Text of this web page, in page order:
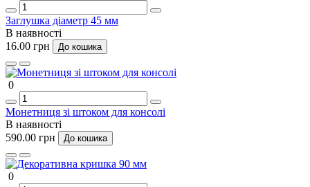
Заглушка діаметр 45 мм
В наявності
16.00 грн
До кошика
0
Монетниця зі штоком для консолі
В наявності
590.00 грн
До кошика
0